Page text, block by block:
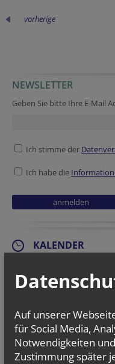
vorherige
NEWSLETTER
Geben Sie bitte Ihre E-Mail
Ich stimme der
Ich habe die
KALENDER
Mini-Jahresstart &
Mini(d)ra(h)t - der
Sa.., 03. Oktober 2026 14:00
werk.statt ministrieren I
Auf unserer
für Social Media,
Notwendigkeiten
Zustimmung später